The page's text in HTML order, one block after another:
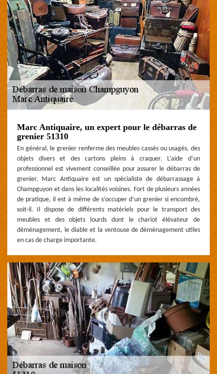
Marc Antiquaire, un expert pour le débarras de
grenier 51310
En général, le grenier renferme des meubles cassés ou usagés, des
objets divers et des cartons pleins à craquer. L’aide d’un
professionnel est vivement conseillée pour assurer le débarras de
grenier. Marc Antiquaire est un spécialiste de débarrassage à
Champguyon et dans les localités voisines. Fort de plusieurs années
de pratique, il est à même de s’occuper d’un grenier si encombré,
soit-il. Il dispose de différents matériels pour le transport des
meubles et des objets lourds dont le chariot élévateur de
déménagement, le diable et la ventouse de déménagement utiles
en cas de charge importante.